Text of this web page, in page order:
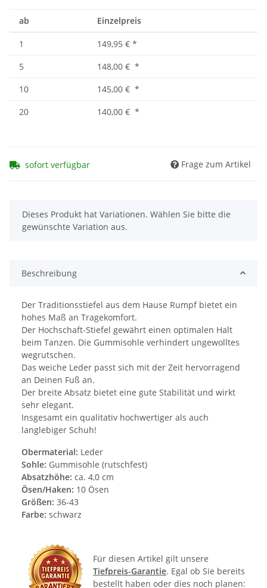
ab Einzelpreis
1 149,95 € *
5
148,00 € *
10
145,00 € *
20
140,00 € *
sofort verfügbar Frage zum Artikel
x
Dieses Produkt hat Variationen. Wählen Sie bitte die
gewünschte Variation aus.
Beschreibung
Der Traditionsstiefel aus dem Hause Rumpf bietet ein
hohes Maß an Tragekomfort.
Der Hochschaft-Stiefel gewährt einen optimalen Halt
beim Tanzen. Die Gummisohle verhindert ungewolltes
wegrutschen.
Das weiche Leder passt sich mit der Zeit hervorragend
an Deinen Fuß an.
Der breite Absatz bietet eine gute Stabilität und wirkt
sehr elegant.
Insgesamt ein qualitativ hochwertiger als auch
langlebiger Schuh!
Obermaterial: Leder
Sohle: Gummisohle (rutschfest)
Absatzhöhe: ca. 4,0 cm
Ösen/Haken: 10 Ösen
Größen: 36-43
Farbe: schwarz
Für diesen Artikel gilt unsere
Tiefpreis-Garantie. Egal ob Sie bereits
bestellt haben oder dies noch planen: